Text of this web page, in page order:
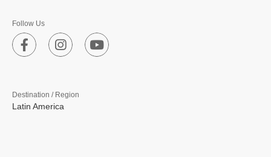
Follow Us
Destination / Region
Latin America